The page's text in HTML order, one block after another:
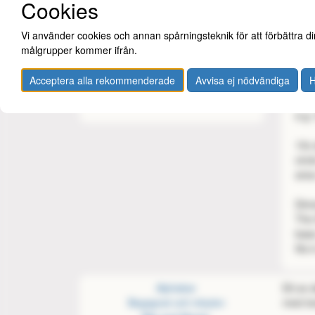
Games Workshop
Green Stuff World
Mayday
Safe & Sound
Ultimate Guard
e.g.
Alphabar
Begagnat och inbyten
Ett
med
Cookies
Vi använder cookies och annan spårningsteknik för att förbättra
målgrupper kommer ifrån.
Acceptera alla rekommenderade Avvisa ej nödvändiga